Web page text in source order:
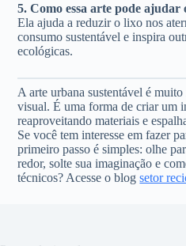
5. Como essa arte pode ajudar
Ela ajuda a reduzir o lixo nos
consumo sustentável e inspira
ecológicas.
A arte urbana sustentável é
visual. É uma forma de criar um
reaproveitando materiais e
Se você tem interesse em fazer
primeiro passo é simples: olhe
redor, solte sua imaginação e
técnicos? Acesse o blogsetor